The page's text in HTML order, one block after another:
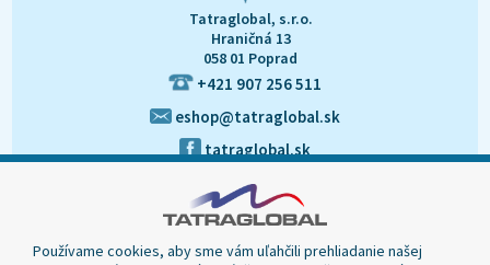
Tatraglobal, s.r.o.
Hraničná 13
058 01 Poprad
+421 907 256 511
eshop@tatraglobal.sk
tatraglobal.sk
Používame cookies, aby sme vám uľahčili prehliadanie našej